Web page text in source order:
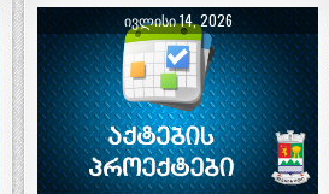
ᲘᲕᲚᲘᲡᲘ 14, 2026